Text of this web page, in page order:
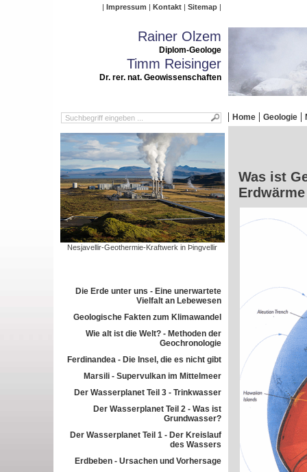
Impressum Kontakt Sitemap
Rainer Olzem
Diplom-Geologe
Timm Reisinger
Dr. rer. nat. Geowissenschaften
Home Geologie
Nesjavellir-Geothermie-Kraftwerk in Þingvellir
Die Erde unter uns - Eine unerwartete
Vielfalt an Lebewesen
Geologische Fakten zum Klimawandel
Wie alt ist die Welt? - Methoden der
Geochronologie
Ferdinandea - Die Insel, die es nicht gibt
Marsili - Supervulkan im Mittelmeer
Der Wasserplanet Teil 3 - Trinkwasser
Der Wasserplanet Teil 2 - Was ist
Grundwasser?
Der Wasserplanet Teil 1 - Der Kreislauf
des Wassers
Erdbeben - Ursachen und Vorhersage
Was ist
Erdwärme